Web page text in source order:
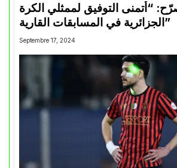
“أتمنى التوفيق لممثلي الكرة
الجزائرية في المسابقات القارية”
Septembre 17, 2024